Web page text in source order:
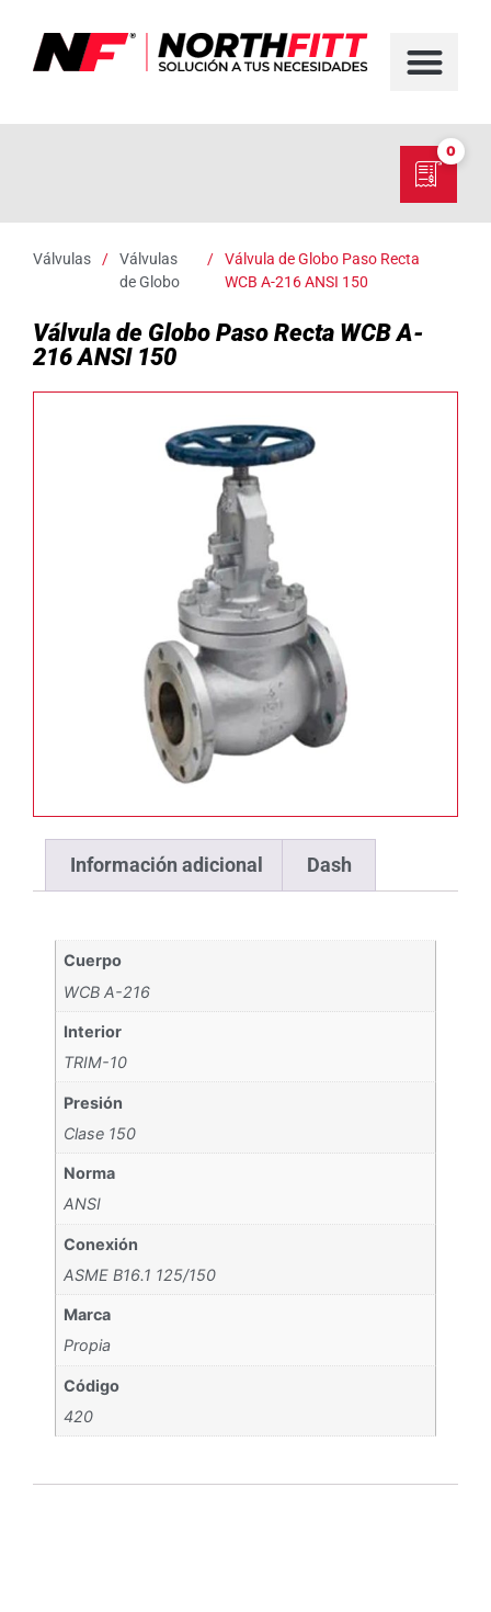
0
Válvulas /
Válvulas
de Globo
/
Válvula de Globo Paso Recta
WCB A-216 ANSI 150
Válvula de Globo Paso Recta WCB A-
216 ANSI 150
Información adicional Dash
Cuerpo
WCB A-216
Interior
TRIM-10
Presión
Clase 150
Norma
ANSI
Conexión
ASME B16.1 125/150
Marca
Propia
Código
420